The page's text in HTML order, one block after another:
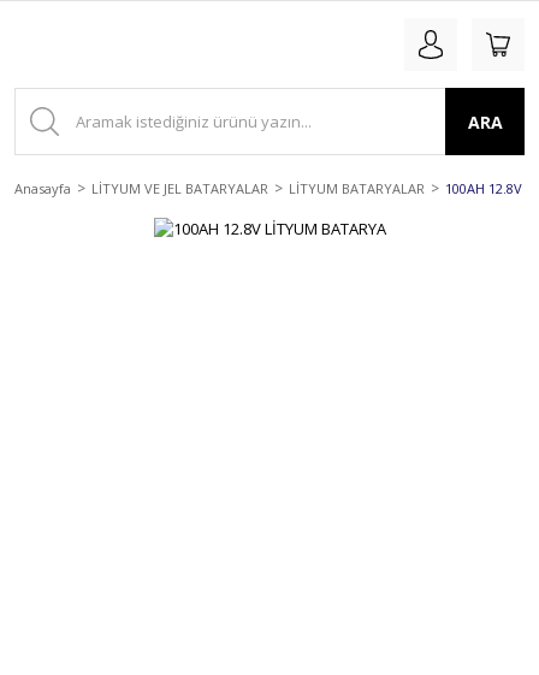
ARA
Anasayfa LİTYUM VE JEL BATARYALAR LİTYUM BATARYALAR 100AH 12.8V